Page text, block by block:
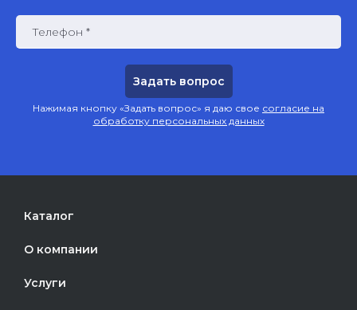
Телефон *
Нажимая кнопку «Задать вопрос» я даю свое согласие на
обработку персональных данных
Каталог
О компании
Услуги